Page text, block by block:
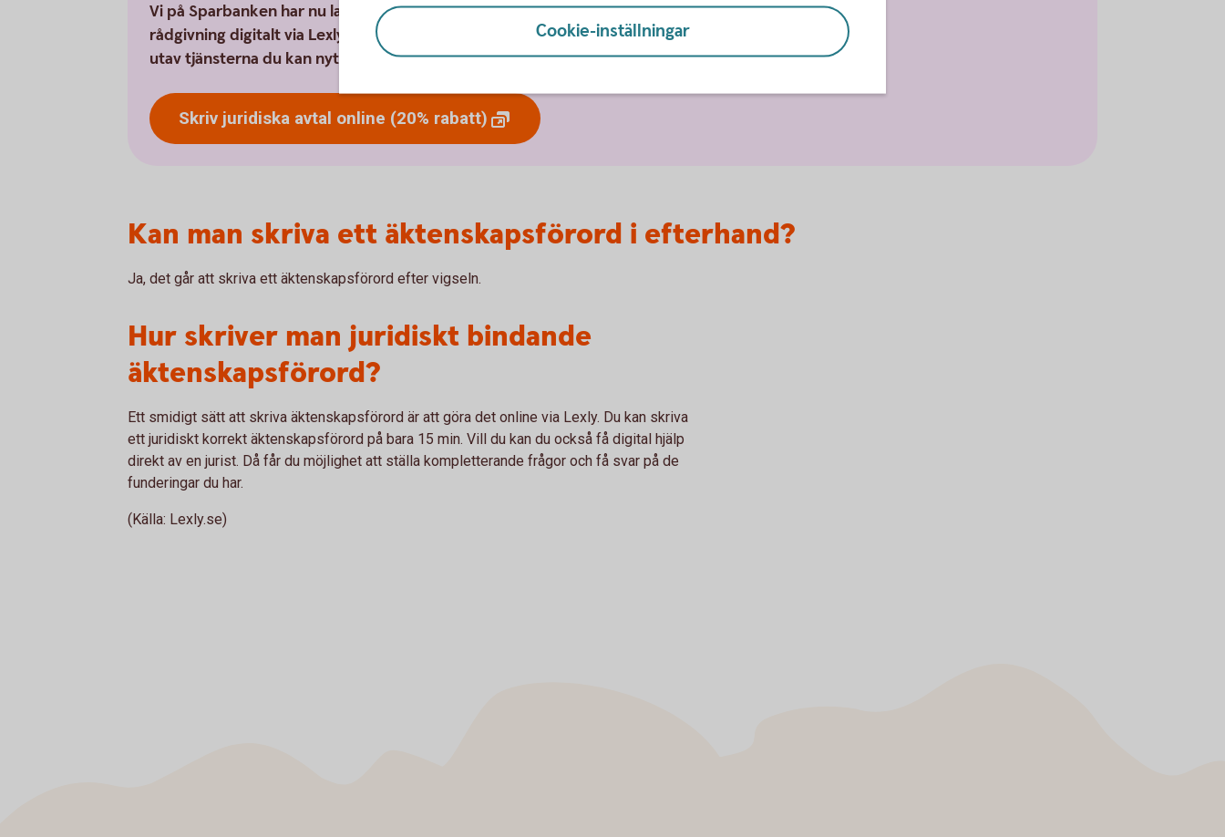
Vi på Sparbanken har nu lanserat möjligheten att skriva juridiska avtal online och få juridisk
rådgivning digitalt via Lexly med 20% rabatt. Att skriva äktenskapsförord är exempel på en
utav tjänsterna du kan nyttja som kund.
Skriv juridiska avtal online (20% rabatt)
Kan man skriva ett äktenskapsförord i efterhand?
Ja, det går att skriva ett äktenskapsförord efter vigseln.
Hur skriver man juridiskt bindande
äktenskapsförord?
Ett smidigt sätt att skriva äktenskapsförord är att göra det online via Lexly. Du kan skriva
ett juridiskt korrekt äktenskapsförord på bara 15 min. Vill du kan du också få digital hjälp
direkt av en jurist. Då får du möjlighet att ställa kompletterande frågor och få svar på de
funderingar du har.
(Källa: Lexly.se)
Cookie-inställningar